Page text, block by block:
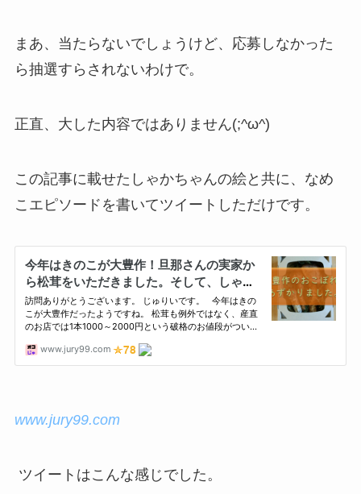
まあ、当たらないでしょうけど、応募しなかった
ら抽選すらされないわけで。
正直、大した内容ではありません(;^ω^)
この記事に載せたしゃかちゃんの絵と共に、なめ
こエピソードを書いてツイートしただけです。
www.jury99.com
ツイートはこんな感じでした。